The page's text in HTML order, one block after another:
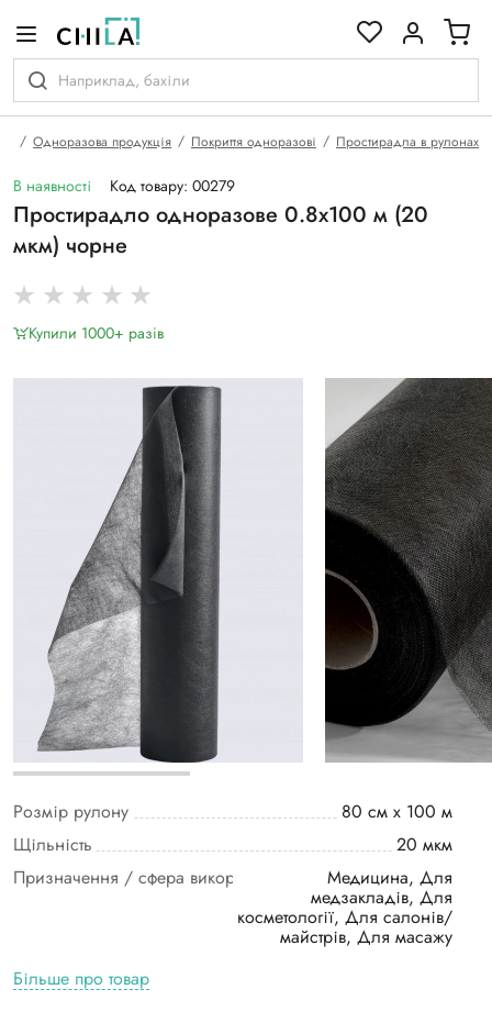
Одноразова продукція Покриття одноразові Простирадла в рулонах
В наявності Код товару: 00279
Простирадло одноразове 0.8х100 м (20
мкм) чорне
Купили 1000+ разiв
Розмір рулону
80 см х 100 м
Щільність
20 мкм
Призначення / сфера використання
Медицина, Для
медзакладів, Для
косметології, Для салонів/
майстрів, Для масажу
Більше про товар
гамі